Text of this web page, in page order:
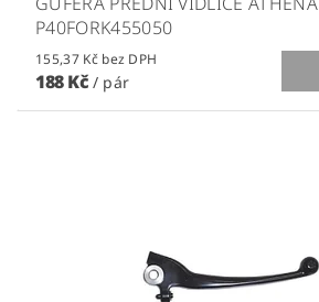
P40FORK455050
155,37 Kč bez DPH
188 Kč / pár